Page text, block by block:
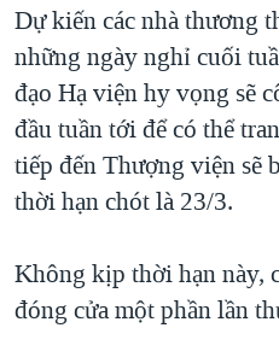
Dự kiến các nhà thương
những ngày nghỉ cuối
đạo Hạ viện hy vọng sẽ
đầu tuần tới để có thể
tiếp đến Thượng viện sẽ
thời hạn chót là 23/3.
Không kịp thời hạn này,
đóng cửa một phần lần